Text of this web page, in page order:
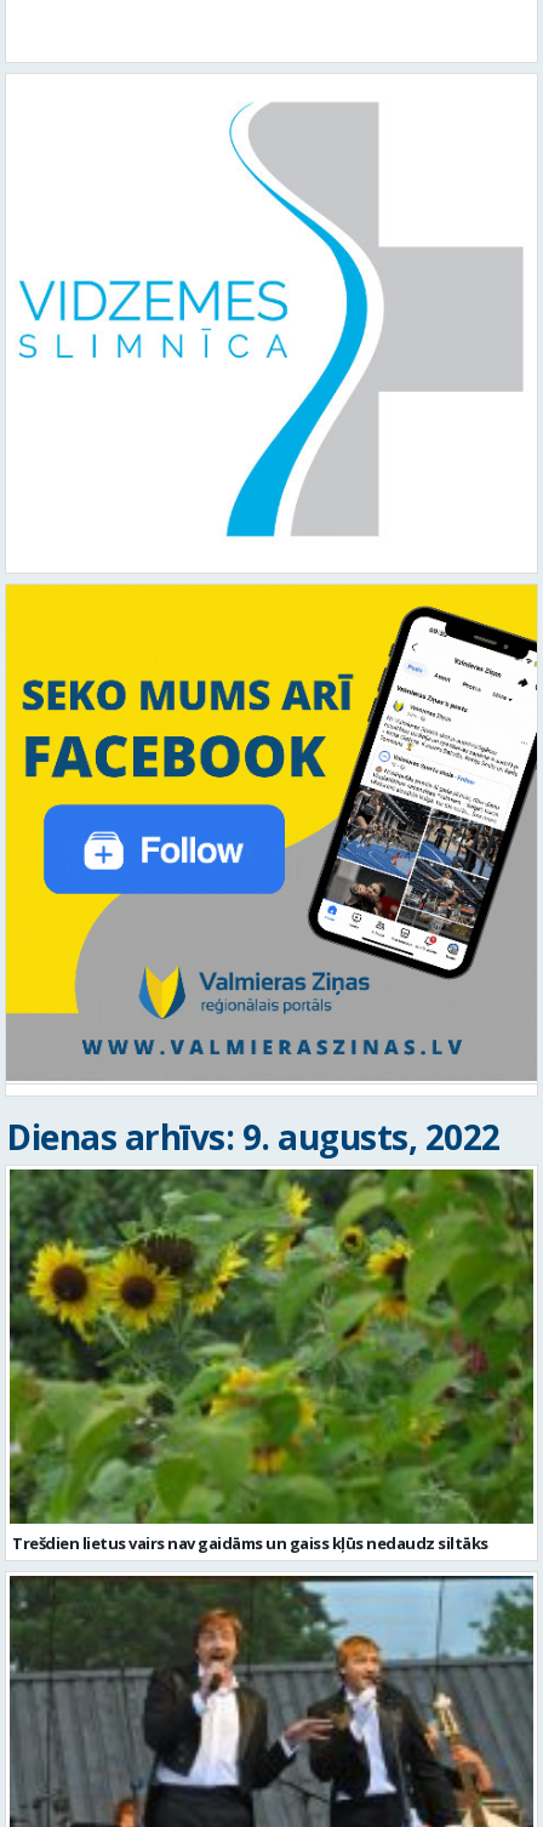
Dienas arhīvs: 9. augusts, 2022
Trešdien lietus vairs nav gaidāms un gaiss kļūs nedaudz siltāks